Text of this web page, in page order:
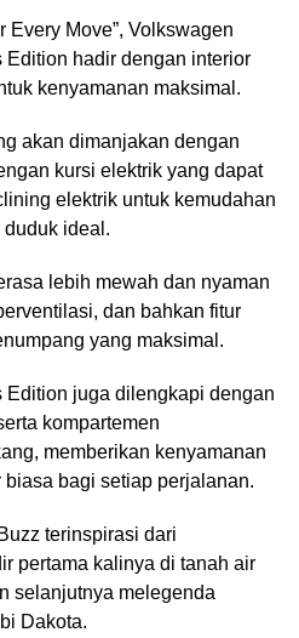
Every Move”, Volkswagen
hadir dengan interior
kenyamanan maksimal.
akan dimanjakan dengan
kursi elektrik yang dapat
elektrik untuk kemudahan
ideal.
lebih mewah dan nyaman
dan bahkan fitur
yang maksimal.
juga dilengkapi dengan
kompartemen
memberikan kenyamanan
bagi setiap perjalanan.
terinspirasi dari
pertama kalinya di tanah air
selanjutnya melegenda
Dakota.